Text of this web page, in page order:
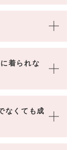
着られな
なくても成